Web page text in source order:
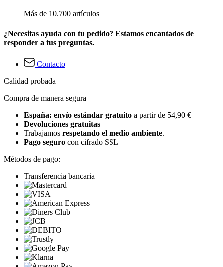
Más de 10.700 artículos
¿Necesitas ayuda con tu pedido? Estamos encantados de
responder a tus preguntas.
Contacto
Calidad probada
Compra de manera segura
España: envío estándar gratuito a partir de 54,90 €
Devoluciones gratuitas
Trabajamos respetando el medio ambiente.
Pago seguro con cifrado SSL
Métodos de pago:
Transferencia bancaria